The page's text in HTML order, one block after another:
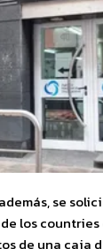
se
los
de una caja